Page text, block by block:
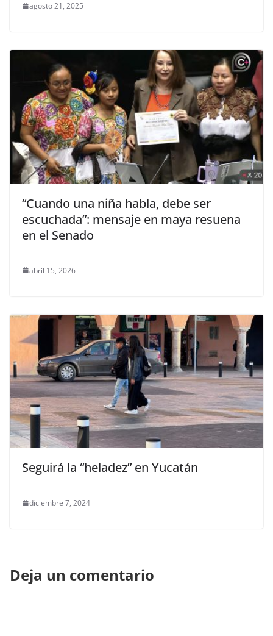
agosto 21, 2025
“Cuando una niña habla, debe ser
escuchada”: mensaje en maya resuena
en el Senado
abril 15, 2026
Seguirá la “heladez” en Yucatán
diciembre 7, 2024
Deja un comentario